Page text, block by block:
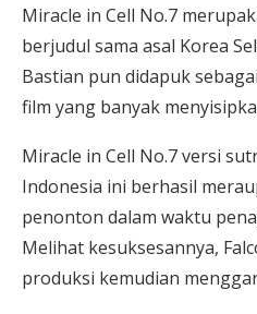
Miracle in Cell No.7
berjudul sama asal Korea
Bastian pun didapuk
film yang banyak
Miracle in Cell No.7 versi
Indonesia ini berhasil
penonton dalam waktu
Melihat kesuksesannya,
produksi kemudian